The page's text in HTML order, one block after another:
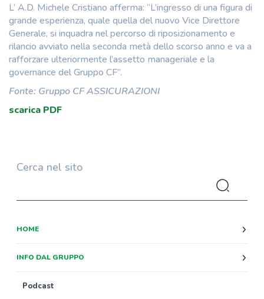
L’ A.D. Michele Cristiano afferma: “L’ingresso di una figura di
grande esperienza, quale quella del nuovo Vice Direttore
Generale, si inquadra nel percorso di riposizionamento e
rilancio avviato nella seconda metà dello scorso anno e va a
rafforzare ulteriormente l’assetto manageriale e la
governance del Gruppo CF”.
Fonte: Gruppo CF ASSICURAZIONI
scarica PDF
Cerca nel sito
HOME
INFO DAL GRUPPO
Podcast